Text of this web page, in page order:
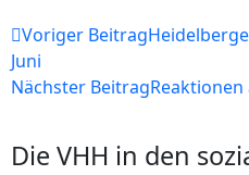
Voriger Beitrag
Juni
Nächster Beitrag
Die VHH in den